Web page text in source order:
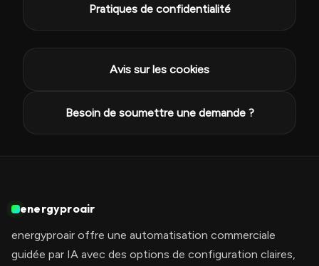
Pratiques de confidentialité
Avis sur les cookies
Besoin de soumettre une demande ?
energyproair
energyproair offre une automatisation commerciale
guidée par IA avec des options de configuration claires,